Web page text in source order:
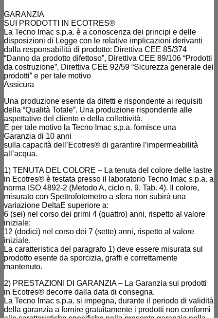
GARANZIA
SUI PRODOTTI IN ECOTRES®
La Tecno Imac s.p.a. è a conoscenza dei principi e delle
disposizioni di Legge con le relative implicazioni derivanti
dalla responsabilità di prodotto: Direttiva CEE 85/374
“Danno da prodotto difettoso”, Direttiva CEE 89/106 “Prodotti
da costruzione”, Direttiva CEE 92/59 “Sicurezza generale dei
prodotti” e per tale motivo
Assicura
Una produzione esente da difetti e rispondente ai requisiti
della “Qualità Totale”. Una produzione rispondente alle
aspettative del cliente e della collettività.
E per tale motivo la Tecno Imac s.p.a. fornisce una
Garanzia di 10 anni
sulla capacità dell’Ecotres® di garantire l’impermeabilità
all’acqua.
1) TENUTA DEL COLORE – La tenuta del colore delle lastre
in Ecotres® è testata presso il laboratorio Tecno Imac s.p.a. a
norma ISO 4892-2 (Metodo A, ciclo n. 9, Tab. 4). Il colore,
misurato con Spettrofotometro a sfera non subirà una
variazione DeltaE superiore a:
6 (sei) nel corso dei primi 4 (quattro) anni, rispetto al valore
iniziale;
12 (dodici) nel corso dei 7 (sette) anni, rispetto al valore
iniziale.
La caratteristica del paragrafo 1) deve essere misurata sul
prodotto esente da sporcizia, graffi e correttamente
mantenuto.
2) PRESTAZIONI DI GARANZIA – La Garanzia sui prodotti
in Ecotres® decorre dalla data di consegna.
La Tecno Imac s.p.a. si impegna, durante il periodo di validità
della garanzia a fornire gratuitamente i prodotti non conformi